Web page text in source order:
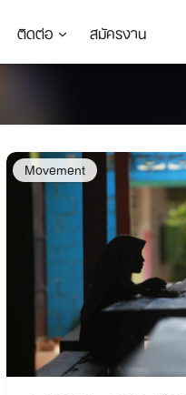
ติดต่อ สมัครงาน
Movement